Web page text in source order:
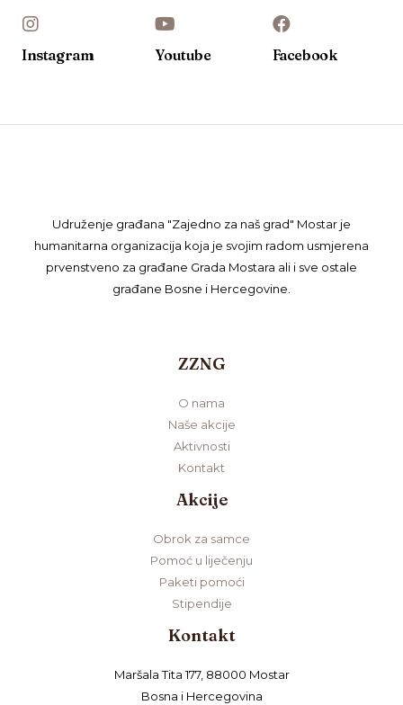
Instagram Youtube Facebook
Udruženje građana "Zajedno za naš grad" Mostar je
humanitarna organizacija koja je svojim radom usmjerena
prvenstveno za građane Grada Mostara ali i sve ostale
građane Bosne i Hercegovine.
ZZNG
O nama
Naše akcije
Aktivnosti
Kontakt
Akcije
Obrok za samce
Pomoć u liječenju
Paketi pomoći
Stipendije
Kontakt
Maršala Tita 177, 88000 Mostar
Bosna i Hercegovina